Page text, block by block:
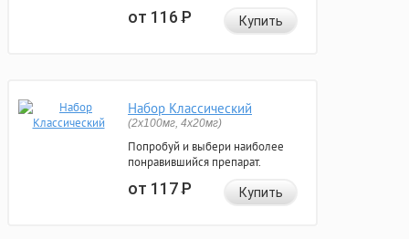
от 116Р Купить
Набор Классический
(2x100мг, 4x20мг)
Попробуй и выбери наиболее
понравившийся препарат.
от 117Р Купить